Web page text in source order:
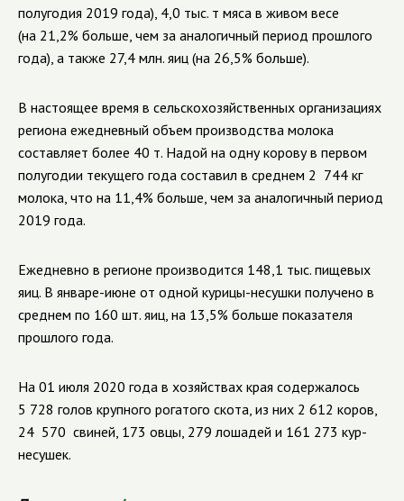
полугодия 2019 года), 4,0 тыс. т мяса в живом весе
(на 21,2% больше, чем за аналогичный период прошлого
года), а также 27,4 млн. яиц (на 26,5% больше).
В настоящее время в сельскохозяйственных организациях
региона ежедневный объем производства молока
составляет более 40 т. Надой на одну корову в первом
полугодии текущего года составил в среднем 2 744 кг
молока, что на 11,4% больше, чем за аналогичный период
2019 года.
Ежедневно в регионе производится 148,1 тыс. пищевых
яиц. В январе-июне от одной курицы-несушки получено в
среднем по 160 шт. яиц, на 13,5% больше показателя
прошлого года.
На 01 июля 2020 года в хозяйствах края содержалось
5 728 голов крупного рогатого скота, из них 2 612 коров,
24 570 свиней, 173 овцы, 279 лошадей и 161 273 кур-
несушек.